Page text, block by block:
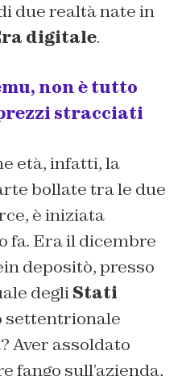
due realtà nate in
digitale.
non è tutto
stracciati
età, infatti, la
bollate tra le due
è iniziata
fa. Era il dicembre
depositò, presso
degliStati
settentrionale
Aver assoldato
fango sull’azienda,